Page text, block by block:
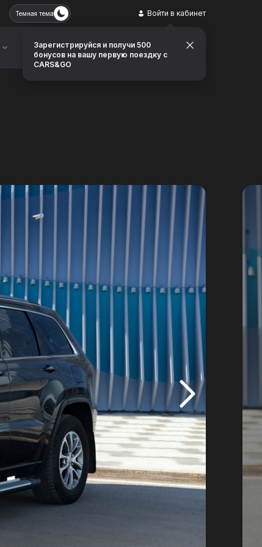
Контакты Заказать звонок
Темная тема Войти в кабинет
Зарегистрируйся и получи 500
бонусов на вашу первую поездку с
CARS&GO